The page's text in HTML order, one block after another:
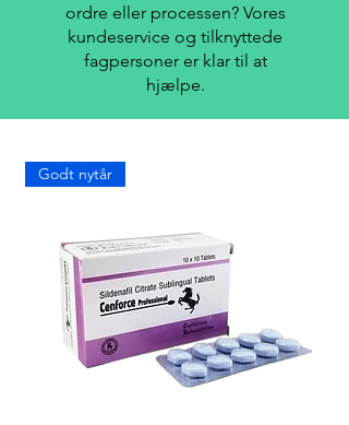
ordre eller processen? Vores
kundeservice og tilknyttede
fagpersoner er klar til at
hjælpe.
Godt nytår